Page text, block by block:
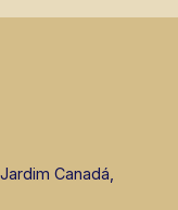
Canadá,